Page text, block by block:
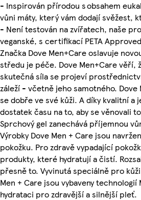
- Inspirován přírodou s obsahem
vůni máty, který vám dodají svěžest,
- Není testován na zvířatech, naše
veganské, s certifikací PETA
Značka Dove Men+Care oslavuje
středu je péče. Dove Men+Care věří,
skutečná síla se projeví
záleží - včetně jeho samotného.
se dobře ve své kůži. A díky kvalitní
dostatek času na to, aby se věnovali
Sprchový gel zanechává příjemnou
Výrobky Dove Men + Care jsou
pokožku. Pro zdravě vypadající
produkty, které hydratují a čistí.
přesně to. Vyvinutá speciálně pro
Men + Care jsou vybaveny
hydrataci pro zdravější a silnější pleť.